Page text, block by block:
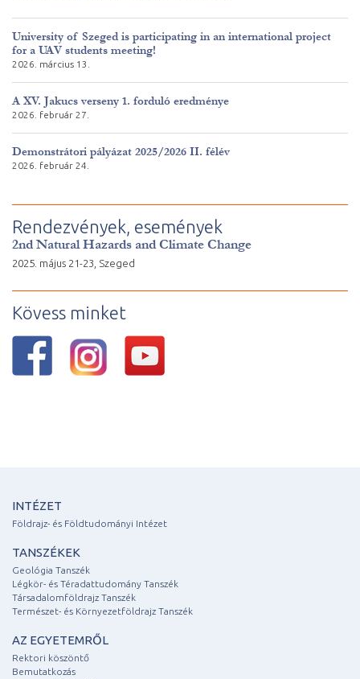
University of Szeged is participating in an international project
for a UAV students meeting!
2026. március 13.
A XV. Jakucs verseny 1. forduló eredménye
2026. február 27.
Demonstrátori pályázat 2025/2026 II. félév
2026. február 24.
Rendezvények, események
2nd Natural Hazards and Climate Change
2025. május 21-23, Szeged
Kövess minket
INTÉZET
Földrajz- és Földtudományi Intézet
TANSZÉKEK
Geológia Tanszék
Légkör- és Téradattudomány Tanszék
Társadalomföldrajz Tanszék
Természet- és Környezetföldrajz Tanszék
AZ EGYETEMRŐL
Rektori köszöntő
Bemutatkozás